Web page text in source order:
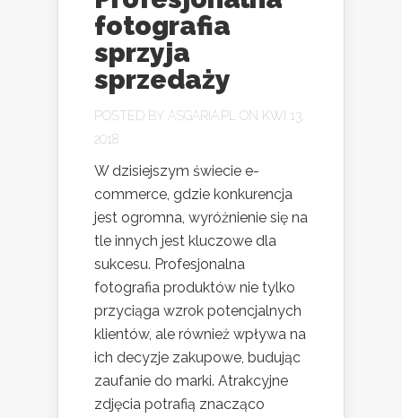
fotografia
sprzyja
sprzedaży
POSTED BY ASGARIA.PL
ON KWI 13,
2018
W dzisiejszym świecie e-
commerce, gdzie konkurencja
jest ogromna, wyróżnienie się na
tle innych jest kluczowe dla
sukcesu. Profesjonalna
fotografia produktów nie tylko
przyciąga wzrok potencjalnych
klientów, ale również wpływa na
ich decyzje zakupowe, budując
zaufanie do marki. Atrakcyjne
zdjęcia potrafią znacząco